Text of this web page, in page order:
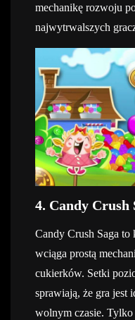
mechanikę rozwoju
najwytrwalszych
4. Candy Crush
Candy Crush Saga to
wciąga prostą
cukierków. Setki
sprawiają, że gra jest
wolnym czasie. Tylko